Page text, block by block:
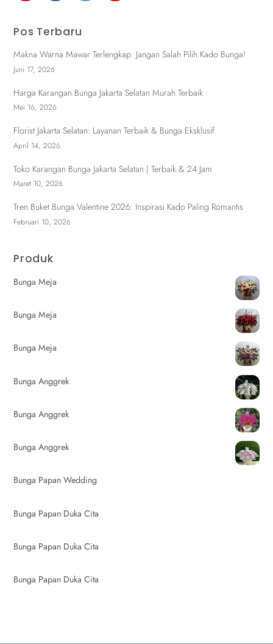
Pos Terbaru
Makna Warna Mawar Terlengkap: Jangan Salah Pilih Kado Bunga!
Juni 17, 2026
Harga Karangan Bunga Jakarta Selatan Murah Terbaik
Mei 16, 2026
Florist Jakarta Selatan: Layanan Terbaik & Bunga Eksklusif
April 14, 2026
Toko Karangan Bunga Jakarta Selatan | Terbaik & 24 Jam
Maret 10, 2026
Tren Buket Bunga Valentine 2026: Inspirasi Kado Paling Romantis
Februari 10, 2026
Produk
Bunga Meja
Bunga Meja
Bunga Meja
Bunga Anggrek
Bunga Anggrek
Bunga Anggrek
Bunga Papan Wedding
Bunga Papan Duka Cita
Bunga Papan Duka Cita
Bunga Papan Duka Cita